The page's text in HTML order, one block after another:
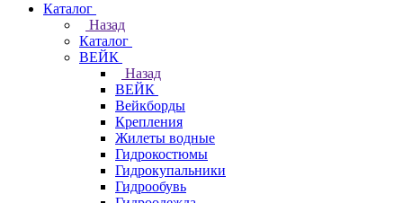
Каталог
Назад
Каталог
ВЕЙК
Назад
ВЕЙК
Вейкборды
Крепления
Жилеты водные
Гидрокостюмы
Гидрокупальники
Гидрообувь